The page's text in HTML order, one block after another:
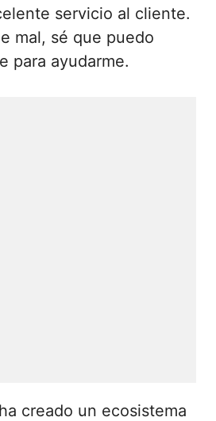
servicio al cliente.
mal, sé que puedo
para ayudarme.
creado un ecosistema